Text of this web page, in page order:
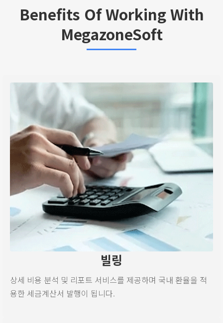
Benefits Of Working With
MegazoneSoft
빌링
상세 비용 분석 및 리포트 서비스를 제공하며 국내 환율을 적
용한 세금계산서 발행이 됩니다.